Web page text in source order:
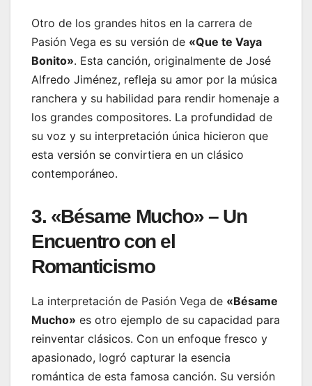
Otro de los grandes hitos en la carrera de
Pasión Vega es su versión de «Que te Vaya
Bonito». Esta canción, originalmente de José
Alfredo Jiménez, refleja su amor por la música
ranchera y su habilidad para rendir homenaje a
los grandes compositores. La profundidad de
su voz y su interpretación única hicieron que
esta versión se convirtiera en un clásico
contemporáneo.
3. «Bésame Mucho» – Un
Encuentro con el
Romanticismo
La interpretación de Pasión Vega de «Bésame
Mucho» es otro ejemplo de su capacidad para
reinventar clásicos. Con un enfoque fresco y
apasionado, logró capturar la esencia
romántica de esta famosa canción. Su versión